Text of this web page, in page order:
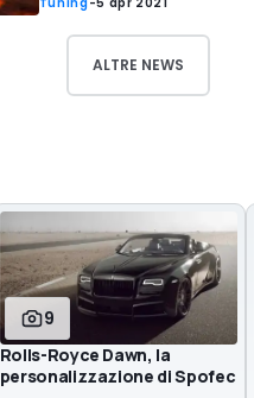
ALTRE NEWS
9
Rolls-Royce Dawn, la
personalizzazione di Spofec